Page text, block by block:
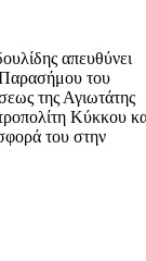
απευθύνει
Παρασήμου του
της Αγιωτάτης
Κύκκου
του στην